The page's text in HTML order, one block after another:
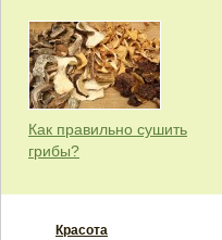
Как правильно сушить
грибы?
Красота